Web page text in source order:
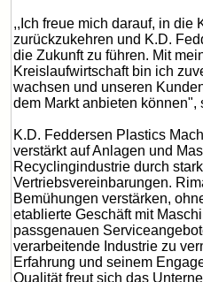
,,Ich freue mich darauf, in die
zurückzukehren und K.D.
die Zukunft zu führen. Mit
Kreislaufwirtschaft bin ich
wachsen und unseren
dem Markt anbieten können",
K.D. Feddersen Plastics
verstärkt auf Anlagen und
Recyclingindustrie durch
Vertriebsvereinbarungen.
Bemühungen verstärken,
etablierte Geschäft mit
passgenauen
verarbeitende Industrie zu
Erfahrung und seinem
Qualität freut sich das